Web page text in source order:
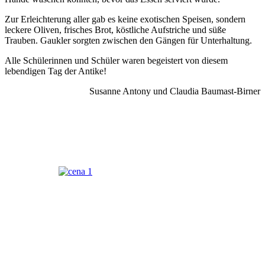
Zur Erleichterung aller gab es keine exotischen Speisen, sondern
leckere Oliven, frisches Brot, köstliche Aufstriche und süße
Trauben. Gaukler sorgten zwischen den Gängen für Unterhaltung.
Alle Schülerinnen und Schüler waren begeistert von diesem
lebendigen Tag der Antike!
Susanne Antony und Claudia Baumast-Birner